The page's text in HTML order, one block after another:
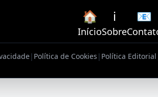
🏠
Início
ℹ️
Sobre
📧
| Política de Cookies | Política Editorial